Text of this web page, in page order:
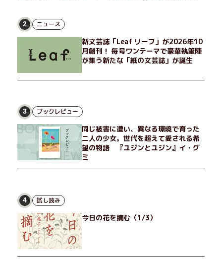
げたり、部屋でふたりだけの「台湾映画祭」を催したり。50代
独身、幼なじみの変わらぬ友情とささやかな幸せの日々を描く。
2 ニュース
新文芸誌「Leaf リーフ」が2026年10
月創刊！ 毎号ワンテーマで豪華執筆陣
が集う新たな「紙の文芸誌」が誕生
3 ブックレビュー
同じ被害に遭い、異なる環境で育った
二人の少女。世代を超えて愛される希
望の物語 『ユジンとユジン』イ・グ
ミ
4 試し読み
今日の花を摘む（1/3）